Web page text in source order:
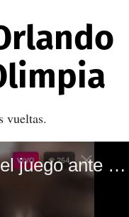
vueltas.
Jhon Paul Suazo le lanza insulto a Orlando Ponce Morazán tras el juego ante Olimpia